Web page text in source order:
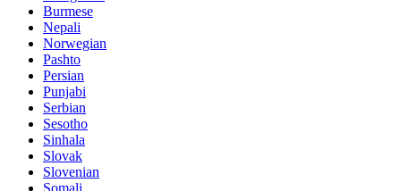
Burmese
Nepali
Norwegian
Pashto
Persian
Punjabi
Serbian
Sesotho
Sinhala
Slovak
Slovenian
Somali